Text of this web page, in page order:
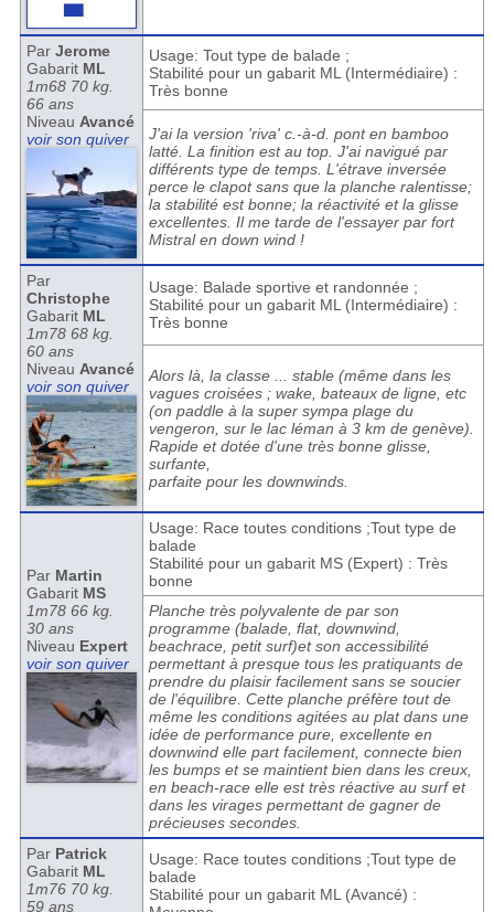
Par Jerome
Gabarit ML
1m68 70 kg.
66 ans
Niveau Avancé
voir son quiver
Usage: Tout type de balade ;
Stabilité pour un gabarit ML (Intermédiaire) :
Très bonne
J'ai la version 'riva' c.-à-d. pont en bamboo
latté. La finition est au top. J'ai navigué par
différents type de temps. L'étrave inversée
perce le clapot sans que la planche ralentisse;
la stabilité est bonne; la réactivité et la glisse
excellentes. Il me tarde de l'essayer par fort
Mistral en down wind !
Par
Christophe
Gabarit ML
1m78 68 kg.
60 ans
Niveau Avancé
voir son quiver
Usage: Balade sportive et randonnée ;
Stabilité pour un gabarit ML (Intermédiaire) :
Très bonne
Alors là, la classe ... stable (même dans les
vagues croisées ; wake, bateaux de ligne, etc
(on paddle à la super sympa plage du
vengeron, sur le lac léman à 3 km de genève).
Rapide et dotée d'une très bonne glisse,
surfante,
parfaite pour les downwinds.
Par Martin
Gabarit MS
1m78 66 kg.
30 ans
Niveau Expert
voir son quiver
Usage: Race toutes conditions ;Tout type de
balade
Stabilité pour un gabarit MS (Expert) : Très
bonne
Planche très polyvalente de par son
programme (balade, flat, downwind,
beachrace, petit surf)et son accessibilité
permettant à presque tous les pratiquants de
prendre du plaisir facilement sans se soucier
de l'équilibre. Cette planche préfère tout de
même les conditions agitées au plat dans une
idée de performance pure, excellente en
downwind elle part facilement, connecte bien
les bumps et se maintient bien dans les creux,
en beach-race elle est très réactive au surf et
dans les virages permettant de gagner de
précieuses secondes.
Par Patrick
Gabarit ML
1m76 70 kg.
59 ans
Usage: Race toutes conditions ;Tout type de
balade
Stabilité pour un gabarit ML (Avancé) :